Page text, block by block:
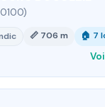
📏 706 m 🏠 7